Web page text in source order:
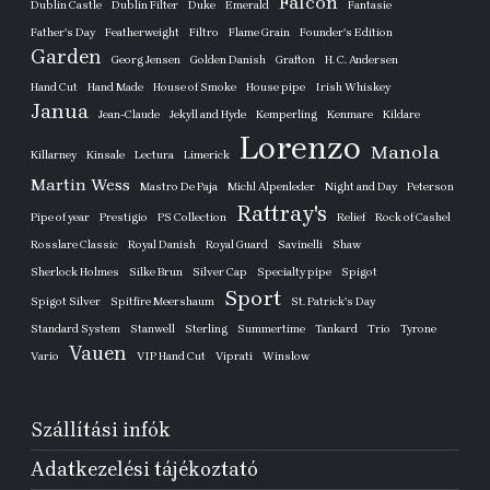
Dublin Castle
Dublin Filter Duke Emerald
Fantasie
Father's Day
Featherweight Filtro Flame Grain Founder's Edition
Garden Georg Jensen Golden Danish Grafton
H. C. Andersen
Hand Cut
Hand Made House of Smoke House pipe Irish Whiskey
Janua Jean-Claude Jekyll and Hyde Kemperling Kenmare Kildare
Killarney Kinsale Lectura Limerick Lorenzo Manola
Martin Wess Mastro De Paja Michl Alpenleder Night and Day Peterson
Pipe of year Prestigio PS Collection Rattray's Relief
Rock of Cashel
Rosslare Classic
Royal Danish Royal Guard Savinelli
Shaw
Sherlock Holmes
Silke Brun Silver Cap Specialty pipe Spigot
Spigot Silver Spitfire Meershaum Sport
St. Patrick's Day
Standard System
Stanwell Sterling Summertime Tankard Trio
Tyrone
Vario
Vauen VIP Hand Cut Viprati Winslow
Szállítási infók
Adatkezelési tájékoztató